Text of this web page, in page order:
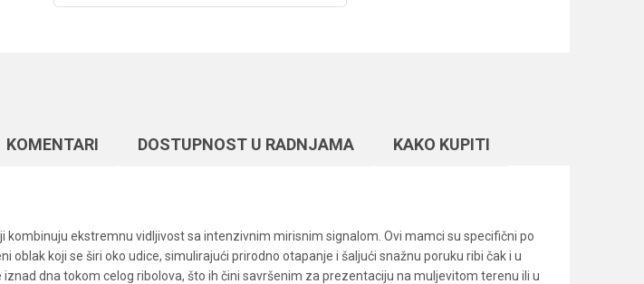
KOMENTARI DOSTUPNOST U RADNJAMA KAKO KUPITI
ekstremnu vidljivost sa intenzivnim mirisnim signalom. Ovi mamci su specifični po
koji se širi oko udice, simulirajući prirodno otapanje i šaljući snažnu poruku ribi čak i u
dna tokom celog ribolova, što ih čini savršenim za prezentaciju na muljevitom terenu ili u